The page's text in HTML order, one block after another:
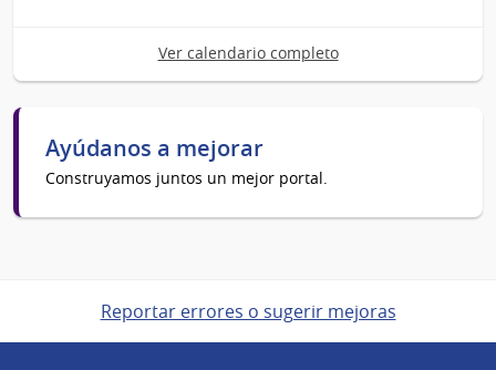
Ver calendario completo
Ayúdanos a mejorar
Construyamos juntos un mejor portal.
Reportar errores o sugerir mejoras